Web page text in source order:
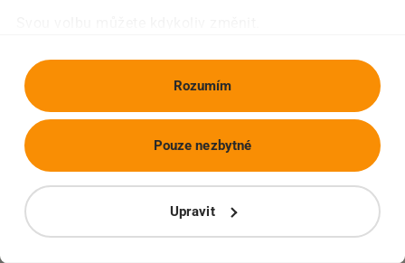
Rozumím
Upravit
Pouze nezbytné